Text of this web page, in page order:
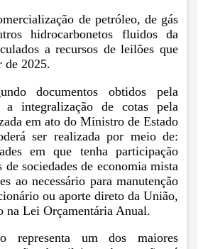
de petróleo, de gás
hidrocarbonetos fluidos da
a recursos de leilões que
de 2025.
documentos obtidos pela
a integralização de cotas pela
em ato do Ministro de Estado
ser realizada por meio de:
em que tenha participação
sociedades de economia mista
ao necessário para manutenção
ou aporte direto da União,
na Lei Orçamentária Anual.
representa um dos maiores